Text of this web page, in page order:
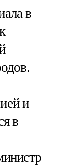
в
и
в